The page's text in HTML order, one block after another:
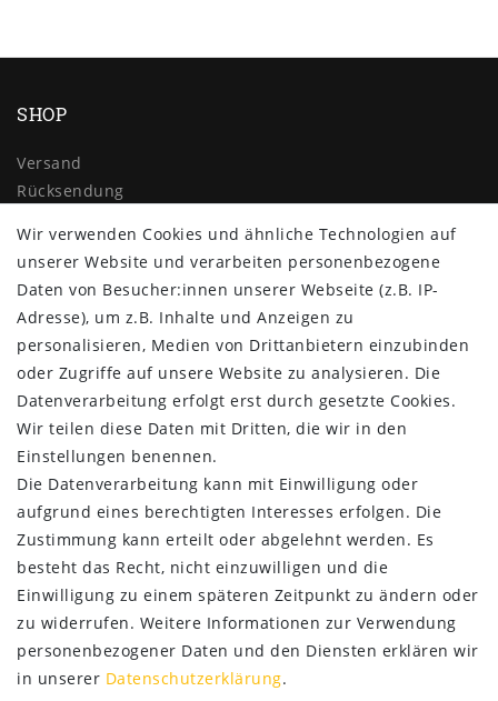
SHOP
Versand
Rücksendung
Impressum
Daten­schutz­erklärung
AGB
Kontakt
ZAHLUNG & VERSAND
SERVICE
Wir verwenden Cookies und ähnliche Technologien auf
unserer Website und verarbeiten personenbezogene
Daten von Besucher:innen unserer Webseite (z.B. IP-
Adresse), um z.B. Inhalte und Anzeigen zu
personalisieren, Medien von Drittanbietern einzubinden
oder Zugriffe auf unsere Website zu analysieren. Die
Datenverarbeitung erfolgt erst durch gesetzte Cookies.
Wir teilen diese Daten mit Dritten, die wir in den
Einstellungen benennen.
Die Datenverarbeitung kann mit Einwilligung oder
aufgrund eines berechtigten Interesses erfolgen. Die
Zustimmung kann erteilt oder abgelehnt werden. Es
besteht das Recht, nicht einzuwilligen und die
Einwilligung zu einem späteren Zeitpunkt zu ändern oder
zu widerrufen. Weitere Informationen zur Verwendung
personenbezogener Daten und den Diensten erklären wir
in unserer Daten­schutz­erklärung.